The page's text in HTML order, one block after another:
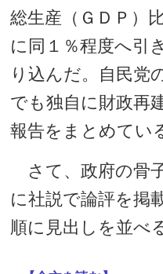
総生産（ＧＤＰ）
に同１％程度へ引
り込んだ。自民党
でも独自に財政再
報告をまとめてい
さて、政府の骨
に社説で論評を掲
順に見出しを並べ